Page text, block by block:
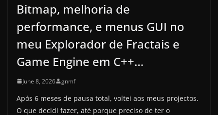
Bitmap, melhoria de
performance, e menus GUI no
meu Explorador de Fractais e
Game Engine em C++…
June 8, 2026 gnmf
Após 6 meses de pausa total, voltei aos meus projectos.
O que decidi fazer, até porque preciso de ter o